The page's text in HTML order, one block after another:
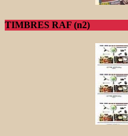
TIMBRES RAF (n2)